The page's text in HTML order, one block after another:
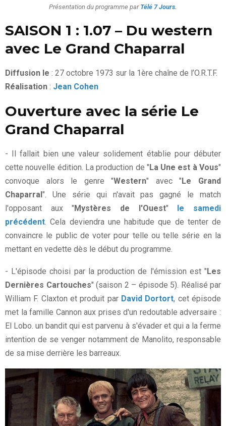
Présentation du programme par Télé 7 Jours.
SAISON 1 : 1.07 – Du western
avec Le Grand Chaparral
Diffusion le : 27 octobre 1973 sur la 1ère chaîne de l’O.R.T.F.
Réalisation : Jean Cohen
Ouverture avec la série Le
Grand Chaparral
- Il fallait bien une valeur solidement établie pour débuter
cette nouvelle édition. La production de "La Une est à Vous"
convoque alors le genre "Western" avec "Le Grand
Chaparral". Une série qui n'avait pas gagné le match
l'opposant aux "Mystères de l'Ouest" le samedi
précédent. Cela deviendra une habitude que de tenter de
convaincre le public de voter pour telle ou telle série en la
mettant en vedette dès le début du programme.
- L'épisode choisi par la production de l'émission est "Les
Dernières Cartouches" (saison 2 – épisode 5). Réalisé par
William F. Claxton et produit par David Dortort, cet épisode
met la famille Cannon aux prises d'un redoutable adversaire :
El Lobo. un bandit qui est parvenu à s'évader et qui a la ferme
intention de se venger notamment de Manolito, responsable
de sa mise derrière les barreaux.